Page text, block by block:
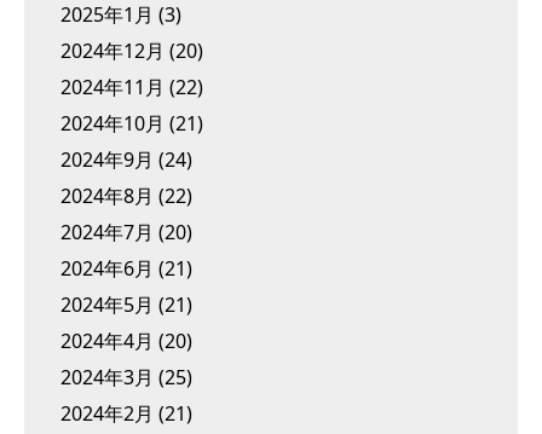
2025年1月 (3)
2024年12月 (20)
2024年11月 (22)
2024年10月 (21)
2024年9月 (24)
2024年8月 (22)
2024年7月 (20)
2024年6月 (21)
2024年5月 (21)
2024年4月 (20)
2024年3月 (25)
2024年2月 (21)